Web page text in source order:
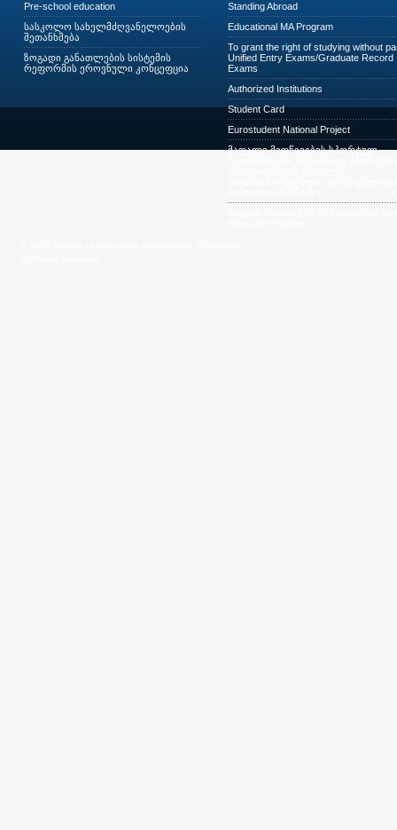
Pre-school education
სასკოლო სახელმძღვანელოების
შეთანხმება
ზოგადი განათლების სისტემის
რეფორმის ეროვნული კონცეფცია
Standing Abroad
Educational MA Program
To grant the right of studying without
Unified Entry Exams/Graduate Record
Exams
Authorized Institutions
Student Card
Eurostudent National Project
მაღალი მიღწევების სპორტულ